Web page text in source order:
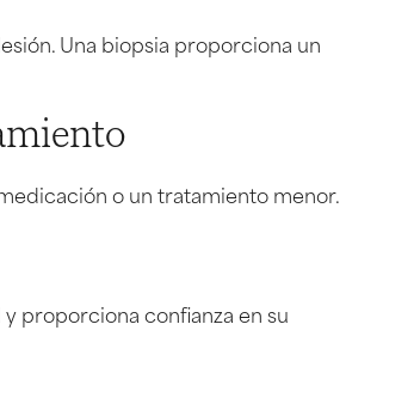
Una biopsia proporciona un
o un tratamiento menor.
proporciona confianza en su